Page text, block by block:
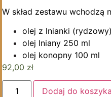
W skład zestawu wchodzą
olej z lnianki
olej lniany 250 ml
olej konopny 100 ml
92,00 zł
ilość
Zestaw
Dodaj do koszyka